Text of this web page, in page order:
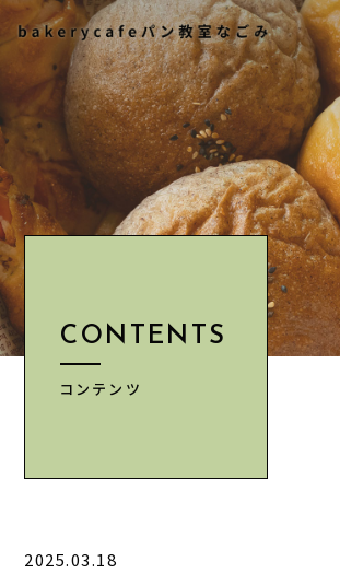
TOP
PICK UP
ABOUT US
Instagram
CONTENTS
NEWS
CONTACT
CONTENTS
コンテンツ
2025.03.18